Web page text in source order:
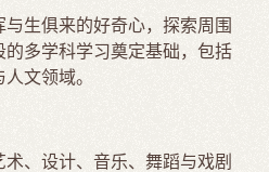
生俱来的好奇心，探索周围
多学科学习奠定基础，包括
文领域。
、设计、音乐、舞蹈与戏剧